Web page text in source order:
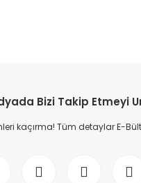
Bizi Takip Etmeyi
kaçırma! Tüm detaylar E-